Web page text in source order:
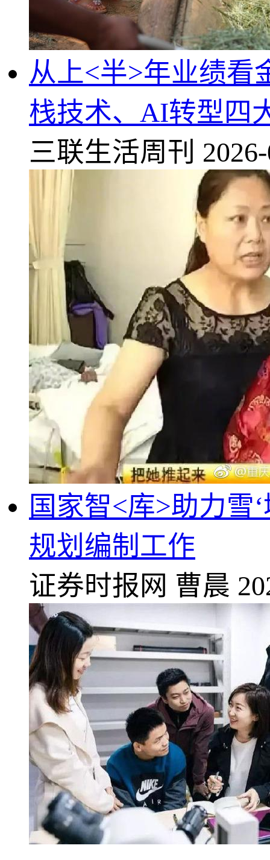
从上<半>年业绩看
栈技术、AI转型四
三联生活周刊
国家智<库>助力雪
规划编制工作
证券时报网 曹晨